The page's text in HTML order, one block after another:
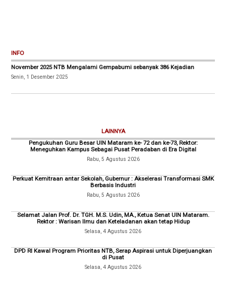
INFO
November 2025 NTB Mengalami Gempabumi sebanyak 386 Kejadian
Senin, 1 Desember 2025
LAINNYA
Pengukuhan Guru Besar UIN Mataram ke- 72 dan ke-73, Rektor:
Meneguhkan Kampus Sebagai Pusat Peradaban di Era Digital
Rabu, 5 Agustus 2026
Perkuat Kemitraan antar Sekolah, Gubernur : Akselerasi Transformasi SMK
Berbasis Industri
Rabu, 5 Agustus 2026
Selamat Jalan Prof. Dr. TGH. M.S. Udin, MA., Ketua Senat UIN Mataram.
Rektor : Warisan Ilmu dan Keteladanan akan tetap Hidup
Selasa, 4 Agustus 2026
DPD RI Kawal Program Prioritas NTB, Serap Aspirasi untuk Diperjuangkan
di Pusat
Selasa, 4 Agustus 2026